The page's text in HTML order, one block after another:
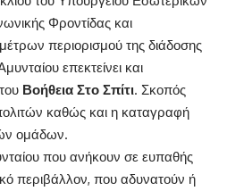
Φροντίδας και
περιορισμού της διάδοσης
επεκτείνει και
Βοήθεια Στο Σπίτι. Σκοπός
καθώς και η καταγραφή
ομάδων.
που ανήκουν σε ευπαθής
περιβάλλον, που αδυνατούν ή